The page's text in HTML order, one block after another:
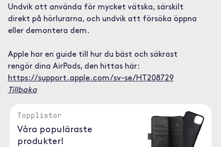
Undvik att använda för mycket vätska, särskilt
direkt på hörlurarna, och undvik att försöka öppna
eller demontera dem.
Apple har en guide till hur du bäst och säkrast
rengör dina AirPods, den hittas här:
https://support.apple.com/sv-se/HT208729
Tillbaka
Topplistor
Våra populäraste
produkter!